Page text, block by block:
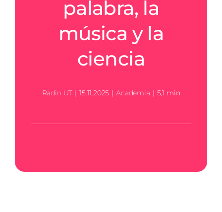
palabra, la
música y la
ciencia
Radio UT | 15.11.2025 | Academia | 5,1 min